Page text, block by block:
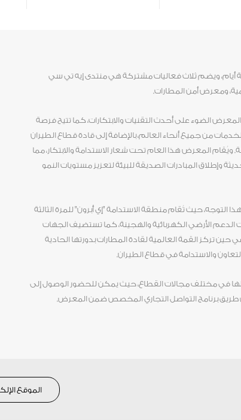
أيام، ويضم ثلاث فعاليات مشتركة هي منتدى إيه تي سي
الضوء على أحدث التقنيات والابتكارات، كما تتيح فرصة
من جميع أنحاء العالم، بالإضافة إلى قادة قطاع الطيران
المعرض هذا العام تحت شعار الاستدامة والابتكار، مما
وإطلاق المبادرات الصديقة للبيئة لتعزيز مستويات النمو
التوجه، حيث تُقام منطقة الاستدامة "إي أبرون" للمرة الثالثة
الدعم الأرضي الكهربائية والهجينة، كما تستضيف الجهات
حين تركز القمة العالمية لقادة المطارات بدورتها الحادية
والاستدامة في قطاع الطيران.
لها في مختلف مجالات القطاع، حيث يمكن للحضور الوصول إلى
طريق برنامج التواصل التجاري المخصص ضمن المعرض.
الموقع